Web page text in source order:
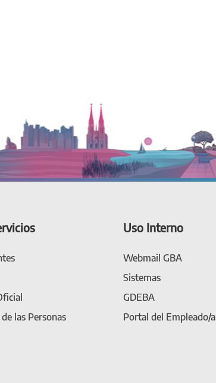
las Personas
Uso Interno
Webmail GBA
Sistemas
GDEBA
Portal del Empleado/a